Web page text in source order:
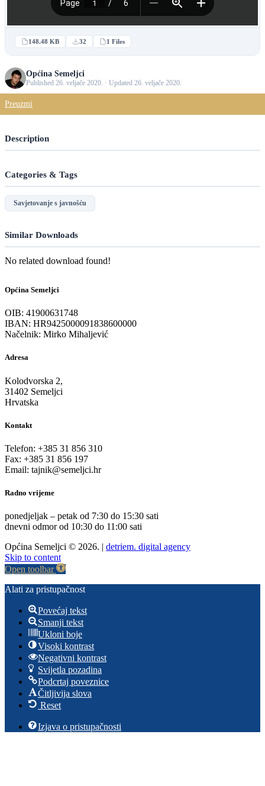
148.48 KB 32 1 Files
Općina Semeljci
Published 26. veljače 2020. · Updated 26. veljače 2020.
Preuzmi
Description
Categories & Tags
Savjetovanje s javnošću
Similar Downloads
No related download found!
Općina Semeljci
OIB: 41900631748
IBAN: HR9425000091838600000
Načelnik: Mirko Mihaljević
Adresa
Kolodvorska 2,
31402 Semeljci
Hrvatska
Kontakt
Telefon: +385 31 856 310
Fax: +385 31 856 197
Email: tajnik@semeljci.hr
Radno vrijeme
ponedjeljak – petak od 7:30 do 15:30 sati
dnevni odmor od 10:30 do 11:00 sati
Općina Semeljci © 2026. | detriem. digital agency
Skip to content
Open toolbar
Alati za pristupačnost
Povećaj tekst
Smanji tekst
Ukloni boje
Visoki kontrast
Negativni kontrast
Svijetla pozadina
Podcrtaj poveznice
Čitljivija slova
Reset
Izjava o pristupačnosti